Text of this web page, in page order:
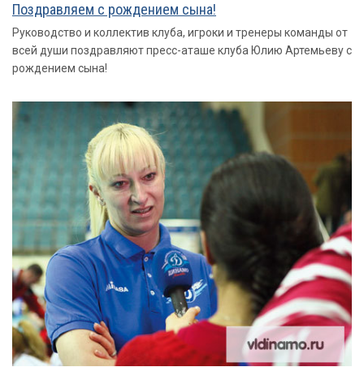
Поздравляем с рождением сына!
Руководство и коллектив клуба, игроки и тренеры команды от
всей души поздравляют пресс-аташе клуба Юлию Артемьеву с
рождением сына!